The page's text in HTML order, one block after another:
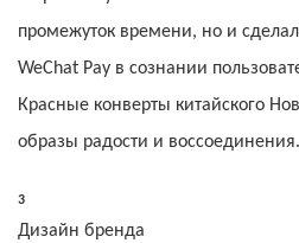
промежуток времени, но и
WeChat Pay в сознании
Красные конверты китайского
образы радости и воссоединения.
3
Дизайн бренда